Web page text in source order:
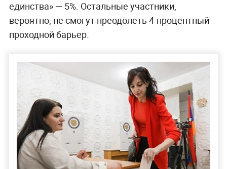
единства» — 5%. Остальные участники,
вероятно, не смогут преодолеть 4-процентный
проходной барьер.